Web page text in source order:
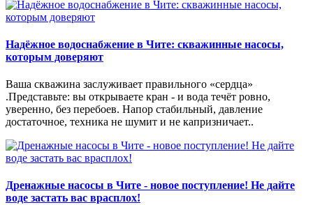
Надёжное водоснабжение в Чите: скважинные насосы,
которым доверяют
Ваша скважина заслуживает правильного «сердца»
.Представьте: вы открываете кран - и вода течёт ровно,
уверенно, без перебоев. Напор стабильный, давление
достаточное, техника не шумит и не капризничает..
Дренажные насосы в Чите - новое поступление! Не дайте
воде застать вас врасплох!